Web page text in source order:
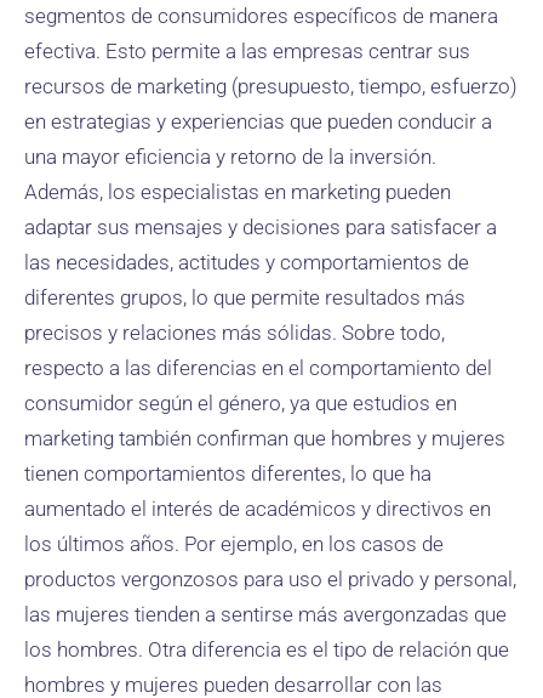
segmentos de consumidores específicos de manera
efectiva. Esto permite a las empresas centrar sus
recursos de marketing (presupuesto, tiempo, esfuerzo)
en estrategias y experiencias que pueden conducir a
una mayor eficiencia y retorno de la inversión.
Además, los especialistas en marketing pueden
adaptar sus mensajes y decisiones para satisfacer a
las necesidades, actitudes y comportamientos de
diferentes grupos, lo que permite resultados más
precisos y relaciones más sólidas. Sobre todo,
respecto a las diferencias en el comportamiento del
consumidor según el género, ya que estudios en
marketing también confirman que hombres y mujeres
tienen comportamientos diferentes, lo que ha
aumentado el interés de académicos y directivos en
los últimos años. Por ejemplo, en los casos de
productos vergonzosos para uso el privado y personal,
las mujeres tienden a sentirse más avergonzadas que
los hombres. Otra diferencia es el tipo de relación que
hombres y mujeres pueden desarrollar con las